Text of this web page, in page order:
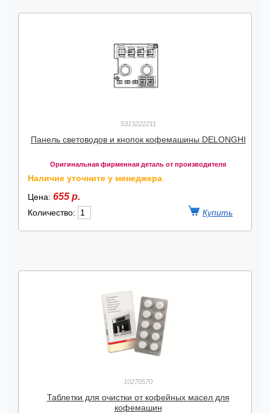
5313222211
Панель световодов и кнопок кофемашины DELONGHI
Оригинальная фирменная деталь от производителя
Наличие уточните у менеджера
Цена: 655 р.
Количество:
10270570
Таблетки для очистки от кофейных масел для
кофемашин